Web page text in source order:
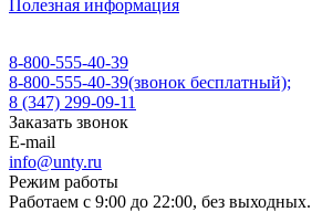
Полезная информация
8-800-555-40-39
8-800-555-40-39(звонок бесплатный);
8 (347) 299-09-11
Заказать звонок
E-mail
info@unty.ru
Режим работы
Работаем с 9:00 до 22:00, без выходных.